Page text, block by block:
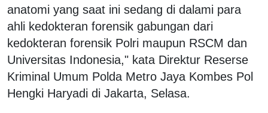
anatomi yang saat ini sedang di dalami para
ahli kedokteran forensik gabungan dari
kedokteran forensik Polri maupun RSCM dan
Universitas Indonesia," kata Direktur Reserse
Kriminal Umum Polda Metro Jaya Kombes Pol
Hengki Haryadi di Jakarta, Selasa.